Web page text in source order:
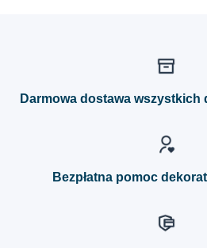
Darmowa dostawa wszystkich
Bezpłatna pomoc